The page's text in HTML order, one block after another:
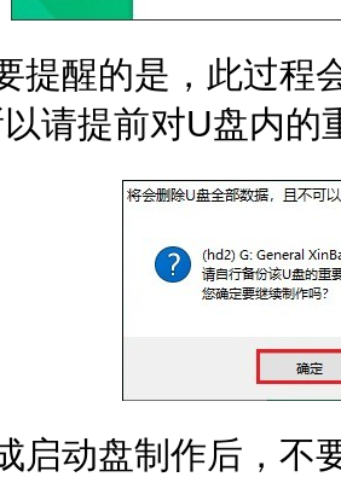
提醒的是，此过程
请提前对U盘内的
启动盘制作后，不